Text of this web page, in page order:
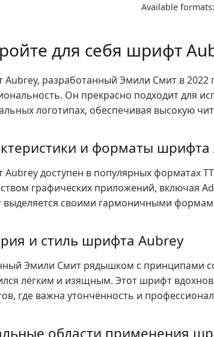
Available formats:
для себя шрифт
разработанный Эмили Смит в 2022
Он прекрасно подходит для
логотипах, обеспечивая высокую
и форматы шрифта
доступен в популярных форматах
графических приложений, включая
своими гармоничными
и стиль шрифта Aubrey
Эмили Смит рядышком с принципами
лёгким и изящным. Этот шрифт
где важна утончённость и
области применения